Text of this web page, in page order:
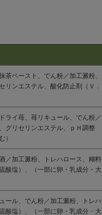
ペースト、でん粉／加工澱粉、
リンエステル、酸化防止剤（Ｖ．
ライ苺、苺リキュール、でん粉／
グリセリンエステル、ｐＨ調整
）
／加工澱粉、トレハロース、糊料
酸塩）、（一部に卵・乳成分・大
ール、でん粉／加工澱粉、トレハ
酸塩）、（一部に卵・乳成分・大